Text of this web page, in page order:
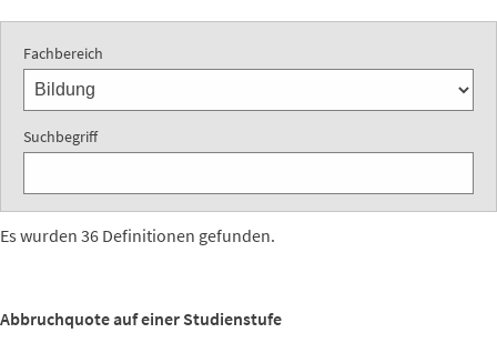
Fachbereich
Suchbegriff
Es wurden 36 Definitionen gefunden.
Abbruchquote auf einer Studienstufe